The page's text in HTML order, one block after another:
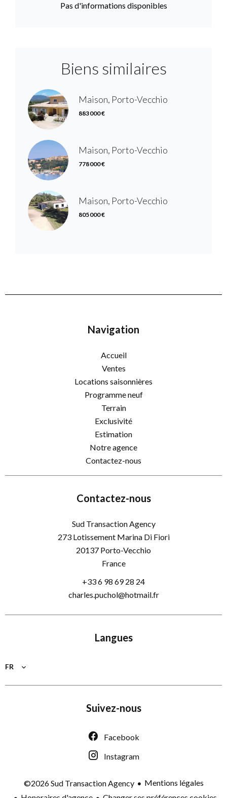
Pas d'informations disponibles
Biens similaires
Maison, Porto-Vecchio
883 000 €
Maison, Porto-Vecchio
778 000 €
Maison, Porto-Vecchio
805 000 €
Navigation
Accueil
Ventes
Locations saisonnières
Programme neuf
Terrain
Exclusivité
Estimation
Notre agence
Contactez-nous
Contactez-nous
Sud Transaction Agency
273 Lotissement Marina Di Fiori
20137 Porto-Vecchio
France
+33 6 98 69 28 24
charles.puchol@hotmail.fr
Langues
FR
Suivez-nous
Facebook
Instagram
©2026 Sud Transaction Agency
Mentions légales